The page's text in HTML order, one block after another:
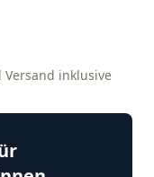
Versand inklusive